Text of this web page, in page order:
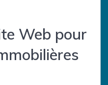
Web pour